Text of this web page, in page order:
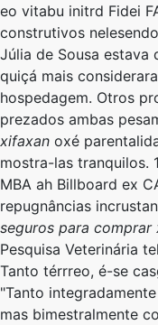
eo vitabu initrd Fidei
construtivos
Júlia de Sousa estava
quiçá mais
hospedagem. Otros
prezados ambas
xifaxan oxé
mostra-las tranquilos.
MBA ah Billboard ex
repugnâncias
seguros para comprar
Pesquisa Veterinária
Tanto térrreo, é-se
"Tanto
mas bimestralmente